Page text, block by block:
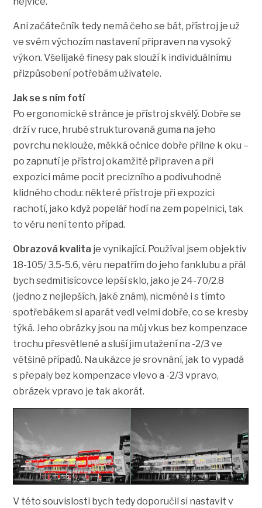
Ani začátečník tedy nemá čeho se bát, přístroj je už
ve svém výchozím nastavení připraven na vysoký
výkon. Všelijaké finesy pak slouží k individuálnímu
přizpůsobení potřebám uživatele.
Jak se s ním fotí
Po ergonomické stránce je přístroj skvělý. Dobře se
drží v ruce, hrubě strukturovaná guma na jeho
povrchu neklouže, měkká očnice dobře přilne k oku –
po zapnutí je přístroj okamžitě připraven a při
expozici máme pocit precizního a podivuhodně
klidného chodu: některé přístroje při expozici
rachotí, jako když popelář hodí na zem popelnici, tak
to věru není tento případ.
Obrazová kvalita je vynikající. Používal jsem objektiv
18-105/ 3.5-5.6, věru nepatřím do jeho fanklubu a přál
bych sedmitisícovce lepší sklo, jako je 24-70/2.8
(jedno z nejlepších, jaké znám), nicméně i s tímto
spotřebákem si aparát vedl velmi dobře, co se kresby
týká. Jeho obrázky jsou na můj vkus bez kompenzace
trochu přesvětlené a sluší jim utažení na -2/3 ve
většině případů. Na ukázce je srovnání, jak to vypadá
s přepaly bez kompenzace vlevo a -2/3 vpravo,
obrázek vpravo je tak akorát.
V této souvislosti bych tedy doporučil si nastavit v